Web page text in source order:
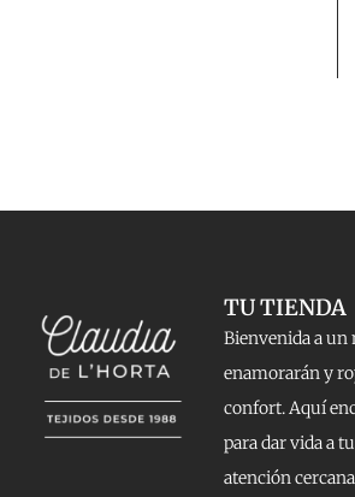
TU TIENDA
Bienvenida a un
enamorarán y
confort. Aquí
para dar vida a
atención